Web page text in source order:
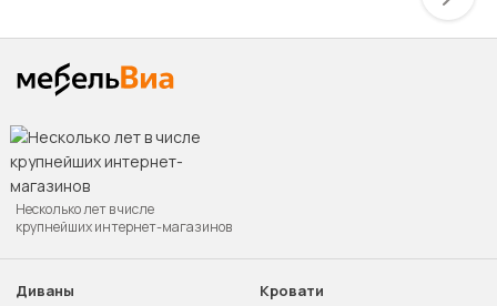
Несколько лет в числе
крупнейших интернет-магазинов
Диваны
Кровати